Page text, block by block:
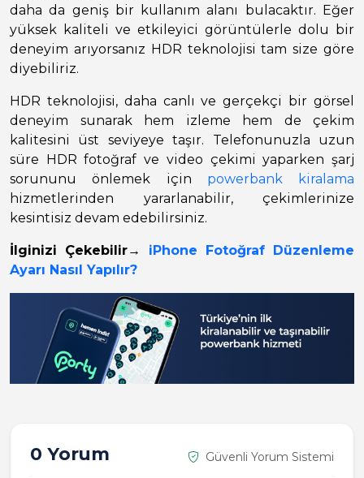
daha da geniş bir kullanım alanı bulacaktır. Eğer
yüksek kaliteli ve etkileyici görüntülerle dolu bir
deneyim arıyorsanız HDR teknolojisi tam size göre
diyebiliriz.
HDR teknolojisi, daha canlı ve gerçekçi bir görsel
deneyim sunarak hem izleme hem de çekim
kalitesini üst seviyeye taşır. Telefonunuzla uzun
süre HDR fotoğraf ve video çekimi yaparken şarj
sorununu önlemek için powerbank kiralama
hizmetlerinden yararlanabilir, çekimlerinize
kesintisiz devam edebilirsiniz.
İlginizi Çekebilir→ iPhone Fotoğraf Düzenleme
Ayarı Nasıl Yapılır?
0 Yorum Güvenli Yorum Sistemi